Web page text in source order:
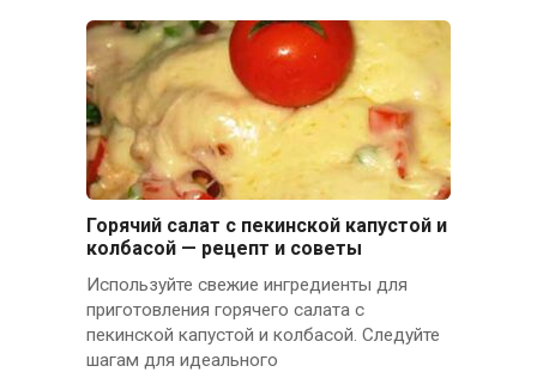
Горячий салат с пекинской капустой и
колбасой — рецепт и советы
Используйте свежие ингредиенты для
приготовления горячего салата с
пекинской капустой и колбасой. Следуйте
шагам для идеального